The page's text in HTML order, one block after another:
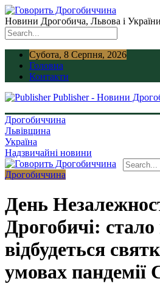
Новини Дрогобича, Львова і України
Субота, 8 Серпня, 2026
Головна
Контакти
Publisher - Новини
Дрогобиччина
Львівщина
Україна
Надзвичайні новини
Дрогобиччина
День
Дрогобичі: стало
відбудеться
умовах пандемії